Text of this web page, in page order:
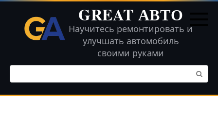
Перейти
контенту
GREAT АВТО
Научитесь ремонтировать и
улучшать автомобиль
своими руками
Поиск: